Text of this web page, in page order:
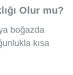
Olur mu?
boğazda
kısa